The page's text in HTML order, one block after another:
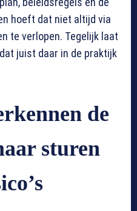
hoeft dat niet altijd via
te verlopen. Tegelijk laat
juist daar in de praktijk
de
sturen